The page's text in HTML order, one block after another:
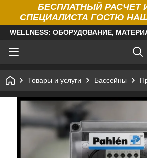
БЕСПЛАТНЫЙ РАСЧЕТ
СПЕЦИАЛИСТА ГОСТЮ
WELLNESS: ОБОРУДОВАНИЕ,
Товары и услуги Бассейны